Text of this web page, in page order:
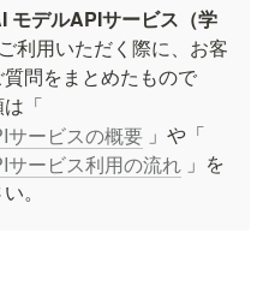
モデルAPIサービス（学
利用いただく際に、お客
問をまとめたもので
「
サービスの概要 」や「
サービス利用の流れ 」を
。